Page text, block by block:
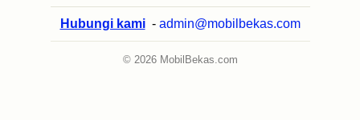
Hubungi kami - admin@mobilbekas.com
© 2026 MobilBekas.com